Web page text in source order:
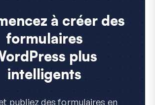
à créer des
formulaires
plus
intelligents
publiez des formulaires en